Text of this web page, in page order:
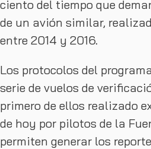
ciento del tiempo que
de un avión similar,
entre 2014 y 2016.
Los protocolos del
serie de vuelos de
primero de ellos realizado
de hoy por pilotos de la
permiten generar los